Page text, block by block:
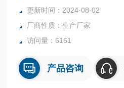
更新时间：2024-08-02
厂商性质：生产厂家
访问量：6161
产品咨询